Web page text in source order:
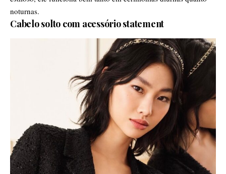
noturnas.
Cabelo solto com acessório statement